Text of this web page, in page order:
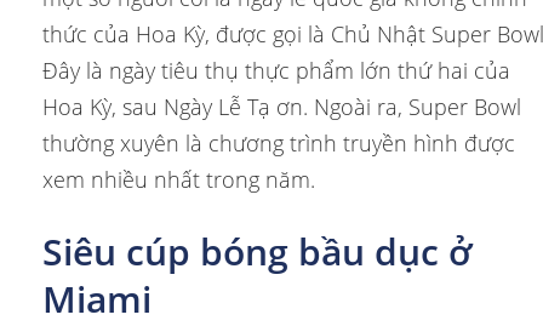
thức của Hoa Kỳ, được gọi là Chủ Nhật Super
Đây là ngày tiêu thụ thực phẩm lớn thứ hai của
Hoa Kỳ, sau Ngày Lễ Tạ ơn. Ngoài ra, Super Bowl
thường xuyên là chương trình truyền hình được
xem nhiều nhất trong năm.
Siêu cúp bóng bầu dục ở
Miami